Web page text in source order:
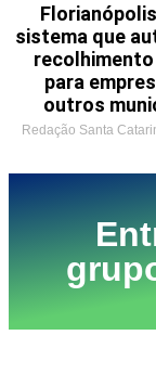
sistema que
recolhimento
para
outros
Redação Santa